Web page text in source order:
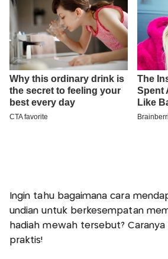
Ingin tahu bagaimana cara
undian untuk berkesempatan
hadiah mewah tersebut?
praktis!